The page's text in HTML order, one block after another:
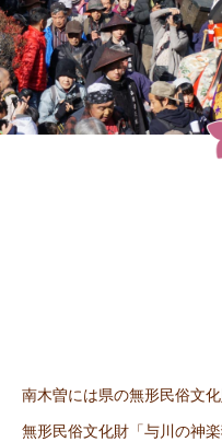
南木曽には県の無形民俗文
無形民俗文化財「与川の神